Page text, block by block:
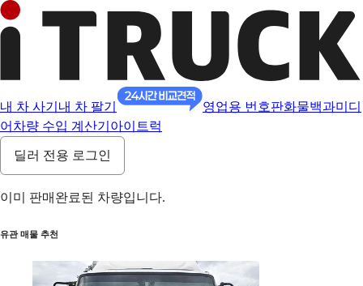
내 차 사기 내 차 팔기 영업용 번호판화물백과미디
어 차량 수입 계산기 아이트럭
딜러 전용 로그인
이미 판매완료된 차량입니다.
유관 매물 추천